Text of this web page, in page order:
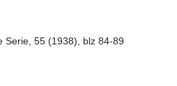
Serie, 55 (1938), blz 84-89